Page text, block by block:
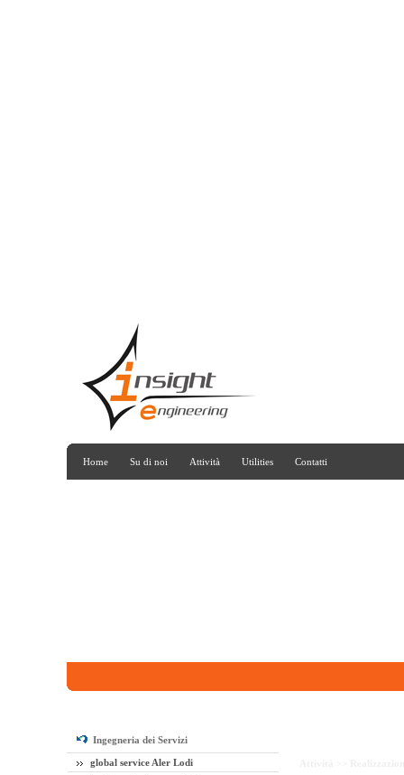
Home Su di noi Attività Utilities Contatti
Ingegneria dei Servizi
global service Aler Lodi